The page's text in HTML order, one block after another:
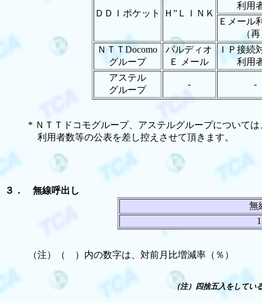
ＤＤＩポケット Ｈ”ＬＩＮＫ
利用
Ｅメール
（
ＮＴＴDocomo
グループ
パルディオ
Ｅ メール
ＩＰ接続
利用
アステル
グループ
- -
* ＮＴＴドコモグループ、アステルグループについて
利用者数等の公表を差し控えさせて頂きます。
３． 無線呼出し
無
（注）（ ）内の数字は、対前月比増減率（％）
（注）四捨五入をして